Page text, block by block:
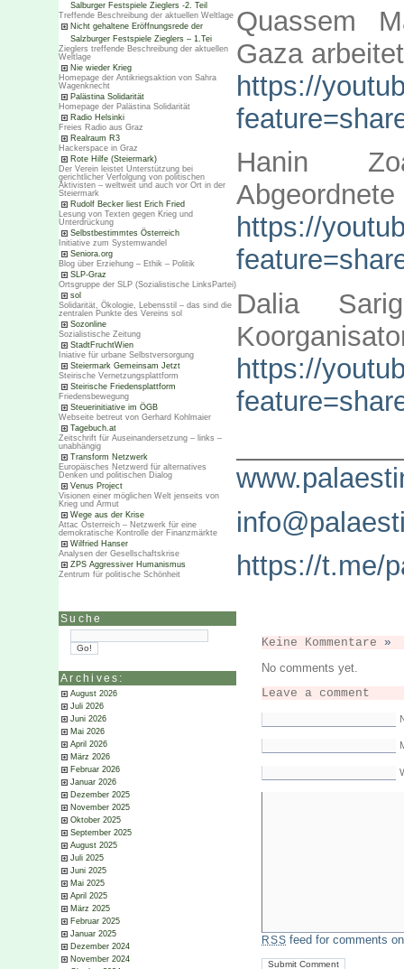
Salburger Festspiele Zieglers -2. Teil
Treffende Beschreibung der aktuellen Weltlage
Nicht gehaltene Eröffnungsrede der
Salzburger Festspiele Zieglers – 1.Tei
Zieglers treffende Beschreibung der aktuellen
Weltlage
Nie wieder Krieg
Homepage der Antikriegsaktion von Sahra
Wagenknecht
Palästina Solidarität
Homepage der Palästina Solidarität
Radio Helsinki
Freies Radio aus Graz
Realraum R3
Hackerspace in Graz
Rote Hilfe (Steiermark)
Der Verein leistet Unterstützung bei
gerichtlicher Verfolgung von politischen
Aktivisten – weltweit und auch vor Ort in der
Steiermark
Rudolf Becker liest Erich Fried
Lesung von Texten gegen Krieg und
Unterdrückung
Selbstbestimmtes Österreich
Initiative zum Systemwandel
Seniora.org
Blog über Erziehung – Ethik – Politik
SLP-Graz
Ortsgruppe der SLP (Sozialistische LinksPartei)
sol
Solidarität, Ökologie, Lebensstil – das sind die
zentralen Punkte des Vereins sol
Sozonline
Sozialistische Zeitung
StadtFruchtWien
Iniative für urbane Selbstversorgung
Steiermark Gemeinsam Jetzt
Steirische Vernetzungsplattform
Steirische Friedensplattform
Friedensbewegung
Steuerinitiative im ÖGB
Webseite betreut von Gerhard Kohlmaier
Tagebuch.at
Zeitschrift für Auseinandersetzung – links –
unabhängig
Transform Netzwerk
Europäisches Netzwerd für alternatives
Denken und politischen Dialog
Venus Project
Visionen einer möglichen Welt jenseits von
Krieg und Armut
Wege aus der Krise
Attac Österreich – Netzwerk für eine
demokratische Kontrolle der Finanzmärkte
Wilfried Hanser
Analysen der Gesellschaftskrise
ZPS Aggressiver Humanismus
Zentrum für politische Schönheit
Suche
Archives:
August 2026
Juli 2026
Juni 2026
Mai 2026
April 2026
März 2026
Februar 2026
Januar 2026
Dezember 2025
November 2025
Oktober 2025
September 2025
August 2025
Juli 2025
Juni 2025
Mai 2025
April 2025
März 2025
Februar 2025
Januar 2025
Dezember 2024
November 2024
Quassem
Gaza
https://
Hanin
Abgeordnete
https://
Dalia
https://
https://t.me/
Keine Kommentare »
No comments yet.
Leave a comment
RSS feed for comments